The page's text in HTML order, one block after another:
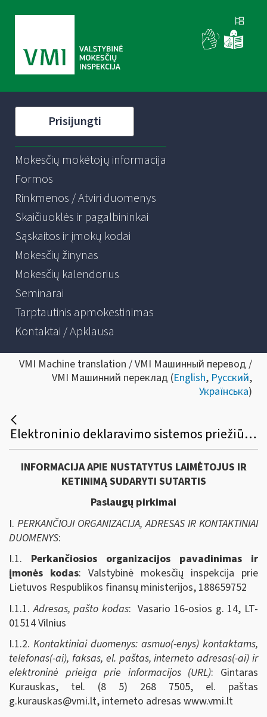
Prisijungti
Mokesčių mokėtojų informacija
Formos
Rinkmenos / Atviri duomenys
Skaičiuoklės ir pagalbininkai
Sąskaitos ir įmokų kodai
Mokesčių žinynas
Mokesčių kalendorius
Seminarai
Tarptautinis apmokestinimas
Kontaktai / Apklausa
VMI Machine translation / VMI Машинный перевод /
VMI Машинний переклад (English, Русский,
Українська)
Elektroninio deklaravimo sistemos priežiūros paslaugų viešasis pirkimas
INFORMACIJA APIE NUSTATYTUS LAIMĖTOJUS IR
KETINIMĄ SUDARYTI SUTARTIS
Paslaugų pirkimai
I. PERKANČIOJI ORGANIZACIJA, ADRESAS IR KONTAKTINIAI
DUOMENYS:
I.1. Perkančiosios organizacijos pavadinimas ir
įmonės kodas: Valstybinė mokesčių inspekcija prie
Lietuvos Respublikos finansų ministerijos, 188659752
I.1.1.Adresas, pašto kodas: Vasario 16-osios g. 14, LT-
01514 Vilnius
I.1.2. Kontaktiniai duomenys: asmuo(-enys) kontaktams,
telefonas(-ai), faksas, el. paštas, interneto adresas(-ai) ir
elektroninė prieiga prie informacijos (URL): Gintaras
Kurauskas, tel. (8 5) 268 7505, el. paštas
g.kurauskas@vmi.lt, interneto adresas www.vmi.lt